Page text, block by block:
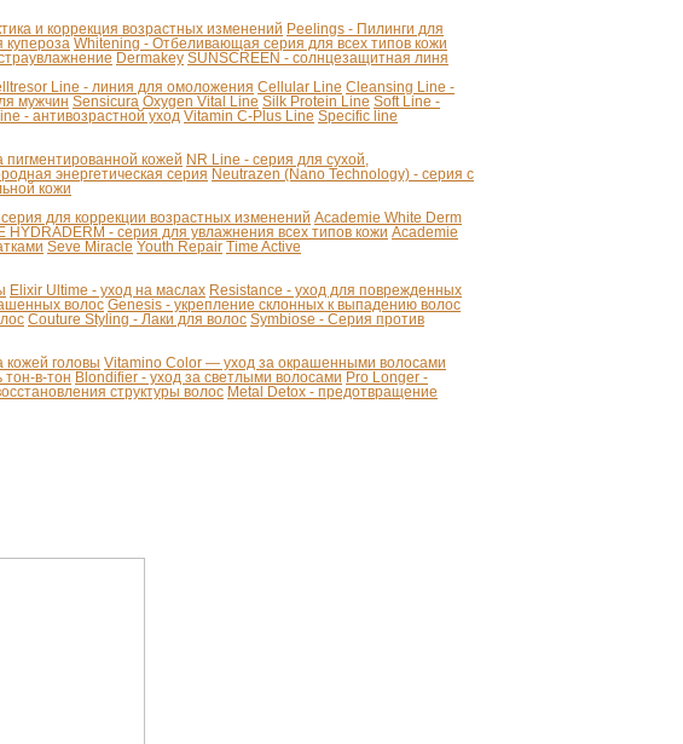
и коррекция возрастных изменений Peelings - Пилинги для
купероза Whitening - Отбеливающая серия для всех типов кожи
Dermakey SUNSCREEN - солнцезащитная линя
Line - линия для омоложения Cellular Line Cleansing Line -
мужчин Sensicura Oxygen Vital Line Silk Protein Line Soft Line -
- антивозрастной уход Vitamin C-Plus Line Specific line
пигментированной кожей NR Line - серия для сухой,
энергетическая серия Neutrazen (Nano Technology) - серия с
кожи
для коррекции возрастных изменений Academie White Derm
HYDRADERM - серия для увлажнения всех типов кожи Academie
Seve Miracle Youth Repair Time Active
Elixir Ultime - уход на маслах Resistance - уход для поврежденных
волос Genesis - укрепление склонных к выпадению волос
Couture Styling - Лаки для волос Symbiose - Серия против
кожей головы Vitamino Color — уход за окрашенными волосами
тон-в-тон Blondifier - уход за светлыми волосами Pro Longer -
структуры волос Metal Detox - предотвращение